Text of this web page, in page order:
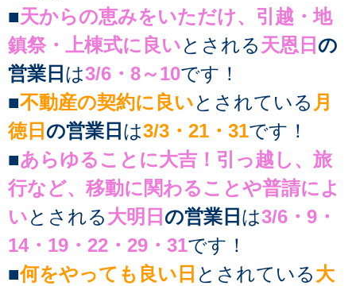
■天からの恵みをいただけ、引越・地
鎮祭・上棟式に良いとされる 天恩日 の
営業日 は3/6・8～10です！
■不動産の契約に良いとされている 月
徳日 の営業日 は3/3・21・31です！
■あらゆることに大吉！引っ越し、旅
行など、移動に関わることや普請によ
いとされる大明日 の営業日 は3/6・9・
14・19・22・29・31です！
■何をやっても良い日 とされている大